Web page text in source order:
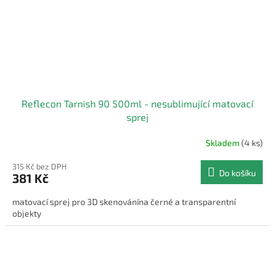
Reflecon Tarnish 90 500ml - nesublimující matovací
sprej
Skladem(4 ks)
315 Kč bez DPH
381 Kč Do košíku
matovací sprej pro 3D skenovánína černé a transparentní
objekty